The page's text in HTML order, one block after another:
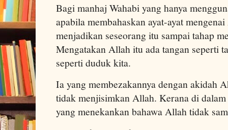
Bagi manhaj Wahabi yang hanya
apabila membahaskan ayat-ayat
menjadikan seseorang itu sampai tahap
Mengatakan Allah itu ada tangan seperti
seperti duduk kita.
Ia yang membezakannya dengan akidah
tidak menjisimkan Allah. Kerana di
yang menekankan bahawa Allah tidak